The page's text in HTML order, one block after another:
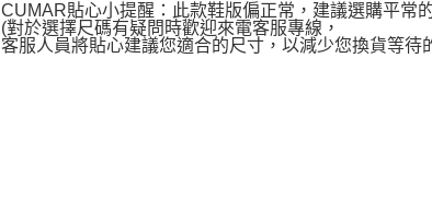
CUMAR貼心小提醒：此款鞋版偏正常，建議選購平常
(對於選擇尺碼有疑問時歡迎來電客服專線，
客服人員將貼心建議您適合的尺寸，以減少您換貨等